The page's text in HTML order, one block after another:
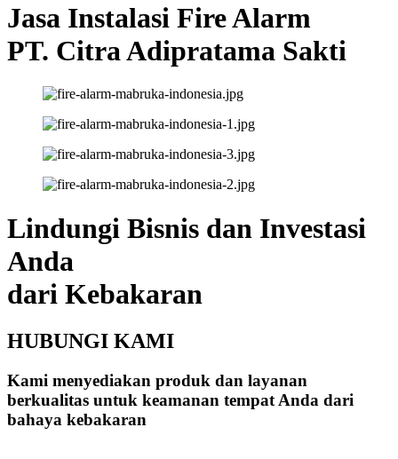
Jasa Instalasi Fire Alarm
PT. Citra Adipratama Sakti
Lindungi Bisnis dan Investasi
Anda
dari Kebakaran
HUBUNGI KAMI
Kami menyediakan produk dan layanan
berkualitas untuk keamanan tempat Anda dari
bahaya kebakaran